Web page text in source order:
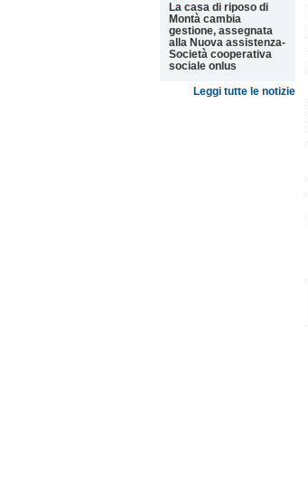
La casa di riposo di
Montà cambia
gestione, assegnata
alla Nuova assistenza-
Società cooperativa
sociale onlus
Leggi tutte le notizie